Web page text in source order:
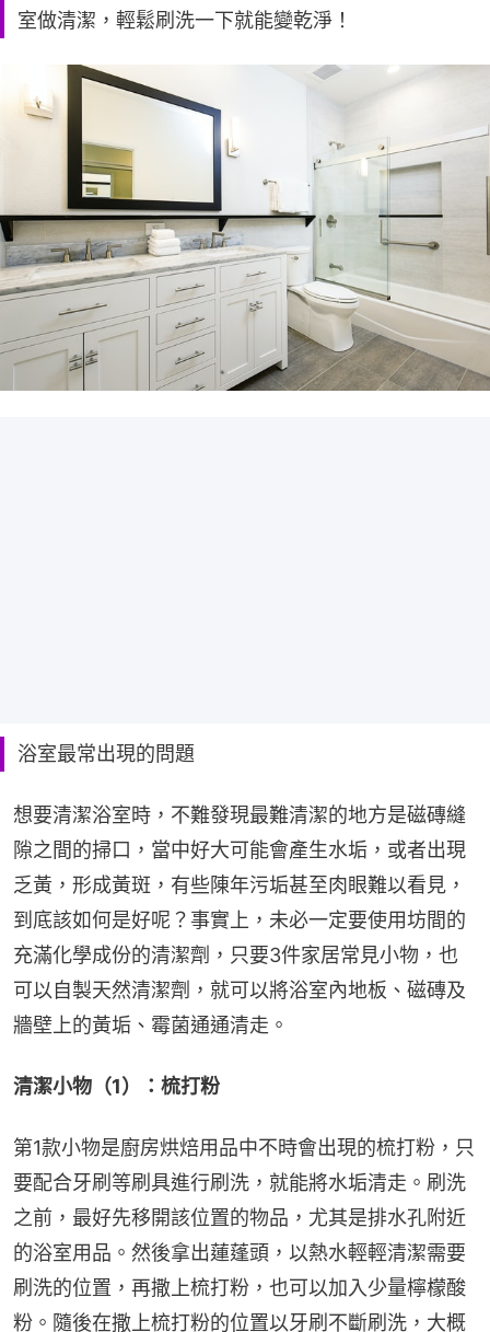
室做清潔，輕鬆刷洗一下就能變乾淨！
浴室最常出現的問題
想要清潔浴室時，不難發現最難清潔的地方是磁磚縫
隙之間的掃口，當中好大可能會產生水垢，或者出現
乏黃，形成黃斑，有些陳年污垢甚至肉眼難以看見，
到底該如何是好呢？事實上，未必一定要使用坊間的
充滿化學成份的清潔劑，只要3件家居常見小物，也
可以自製天然清潔劑，就可以將浴室內地板、磁磚及
牆壁上的黃垢、霉菌通通清走。
清潔小物（1）：梳打粉
第1款小物是廚房烘焙用品中不時會出現的梳打粉，只
要配合牙刷等刷具進行刷洗，就能將水垢清走。刷洗
之前，最好先移開該位置的物品，尤其是排水孔附近
的浴室用品。然後拿出蓮蓬頭，以熱水輕輕清潔需要
刷洗的位置，再撒上梳打粉，也可以加入少量檸檬酸
粉。隨後在撒上梳打粉的位置以牙刷不斷刷洗，大概